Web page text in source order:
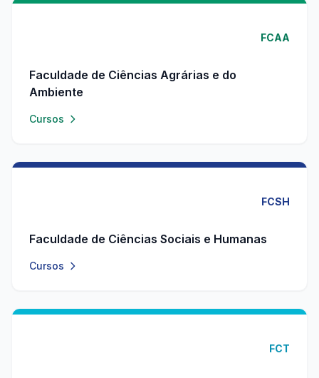
FCAA
Faculdade de Ciências Agrárias e do
Ambiente
Cursos
FCSH
Faculdade de Ciências Sociais e Humanas
Cursos
FCT